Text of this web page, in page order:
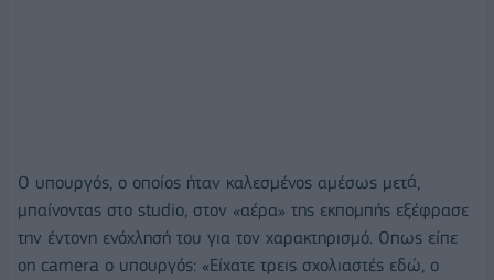
Ο υπουργός, ο οποίος ήταν καλεσμένος αμέσως μετά,
μπαίνοντας στο studio, στον «αέρα» της εκπομπής εξέφρασε
την έντονη ενόχλησή του για τον χαρακτηρισμό. Οπως είπε
on camera ο υπουργός: «Είχατε τρεις σχολιαστές εδώ, ο